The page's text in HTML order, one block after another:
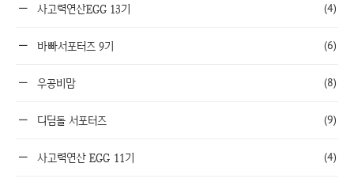
사고력연산EGG 13기 (4)
바빠서포터즈 9기 (6)
우공비맘 (8)
디딤돌 서포터즈 (9)
사고력연산 EGG 11기 (4)